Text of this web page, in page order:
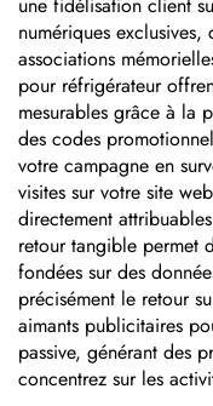
numériques
associations
pour réfrigérateur
mesurables grâce à la
des codes
votre campagne en
visites sur votre site
directement
retour tangible permet
fondées sur des
précisément le retour
aimants publicitaires
passive, générant des
concentrez sur les